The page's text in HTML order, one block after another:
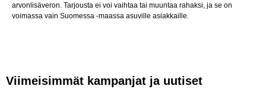
arvonlisäveron. Tarjousta ei voi vaihtaa tai muuntaa rahaksi, ja se on
voimassa vain Suomessa -maassa asuville asiakkaille.
Viimeisimmät kampanjat ja uutiset